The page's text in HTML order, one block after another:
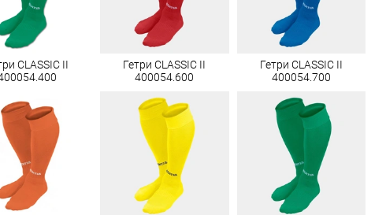
CLASSIC II
Гетри CLASSIC II
400054.600
Гетри CLASSIC II
400054.700